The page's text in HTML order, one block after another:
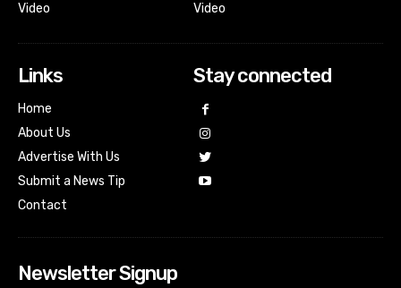
Video
Video
Links
Home
About Us
Advertise With Us
Submit a News Tip
Contact
Stay connected
Newsletter Signup